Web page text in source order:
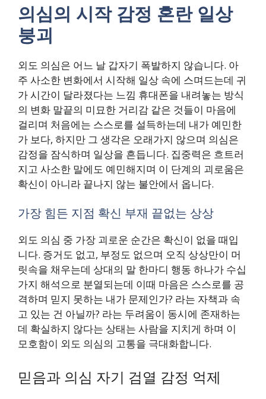
의심의 시작 감정 혼란 일상
붕괴
외도 의심은 어느 날 갑자기 폭발하지 않습니다. 아
주 사소한 변화에서 시작해 일상 속에 스며드는데 귀
가 시간이 달라졌다는 느낌 휴대폰을 내려놓는 방식
의 변화 말끝의 미묘한 거리감 같은 것들이 마음에
걸리며 처음에는 스스로를 설득하는데 내가 예민한
가 보다, 하지만 그 생각은 오래가지 않으며 의심은
감정을 잠식하며 일상을 흔듭니다. 집중력은 흐트러
지고 사소한 말에도 예민해지며 이 단계의 괴로움은
확신이 아니라 끝나지 않는 불안에서 옵니다.
가장 힘든 지점 확신 부재 끝없는 상상
외도 의심 중 가장 괴로운 순간은 확신이 없을 때입
니다. 증거도 없고, 부정도 없으며 오직 상상만이 머
릿속을 채우는데 상대의 말 한마디 행동 하나가 수십
가지 해석으로 분열되는데 이때 마음은 스스로를 공
격하며 믿지 못하는 내가 문제인가? 라는 자책과 속
고 있는 건 아닐까? 라는 두려움이 동시에 존재하는
데 확실하지 않다는 상태는 사람을 지치게 하며 이
모호함이 외도 의심의 고통을 극대화합니다.
믿음과 의심 자기 검열 감정 억제